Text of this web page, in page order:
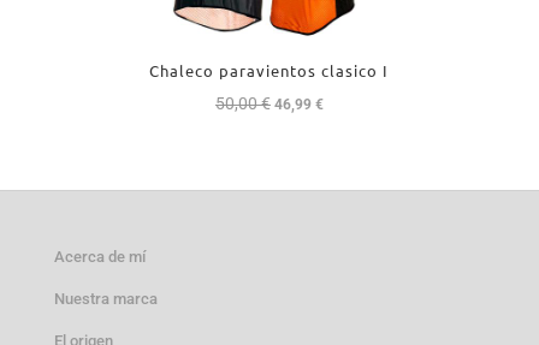
Chaleco paravientos clasico I
50,00€ El
46,99 €El
Acerca de mí
Nuestra marca
El origen